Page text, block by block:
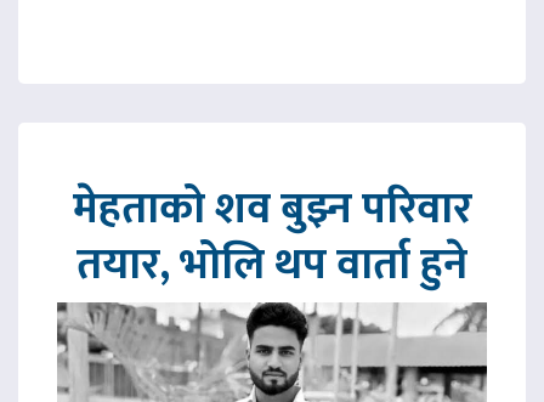
मेहताको शव बुझ्न परिवार
तयार, भोलि थप वार्ता हुने